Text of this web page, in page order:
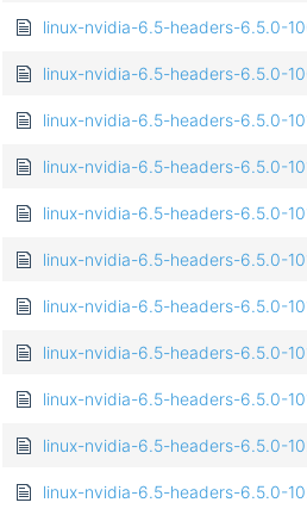
linux-nvidia-6.5-headers-6.5.0-
linux-nvidia-6.5-headers-6.5.0-
linux-nvidia-6.5-headers-6.5.0-
linux-nvidia-6.5-headers-6.5.0-
linux-nvidia-6.5-headers-6.5.0-
linux-nvidia-6.5-headers-6.5.0-
linux-nvidia-6.5-headers-6.5.0-
linux-nvidia-6.5-headers-6.5.0-
linux-nvidia-6.5-headers-6.5.0-
linux-nvidia-6.5-headers-6.5.0-
linux-nvidia-6.5-headers-6.5.0-